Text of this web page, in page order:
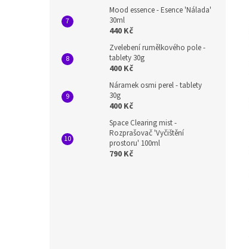
Mood essence - Esence 'Nálada'
30ml
440 Kč
Zvelebení rumělkového pole -
tablety 30g
400 Kč
Náramek osmi perel - tablety
30g
400 Kč
Space Clearing mist -
Rozprašovač 'Vyčištění
prostoru' 100ml
790 Kč